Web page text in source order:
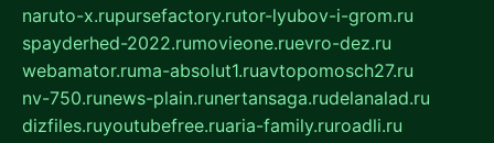
naruto-x.rupursefactory.rutor-lyubov-i-grom.ru
spayderhed-2022.rumovieone.ruevro-dez.ru
webamator.ruma-absolut1.ruavtopomosch27.ru
nv-750.runews-plain.runertansaga.rudelanalad.ru
dizfiles.ruyoutubefree.ruaria-family.ruroadli.ru